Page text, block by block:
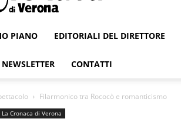
Verona
PIANO EDITORIALI DEL DIRETTORE
CONTATTI
Filarmonico tra Rococò e romanticismo
La Cronaca di Verona